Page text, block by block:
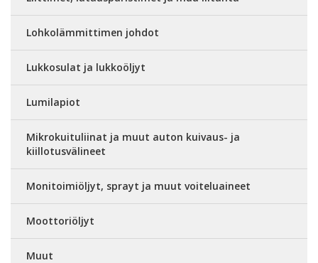
Lohkolämmittimen johdot
Lukkosulat ja lukkoöljyt
Lumilapiot
Mikrokuituliinat ja muut auton kuivaus- ja
kiillotusvälineet
Monitoimiöljyt, sprayt ja muut voiteluaineet
Moottoriöljyt
Muut